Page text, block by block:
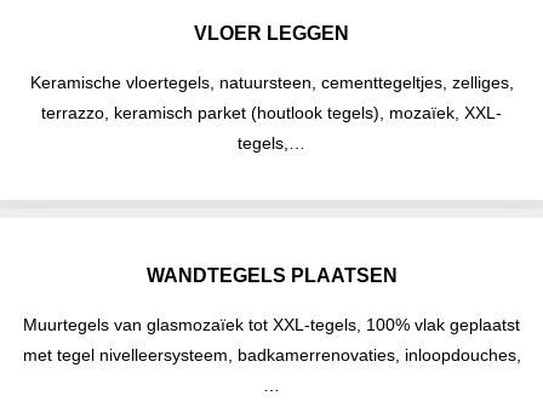
VLOER LEGGEN
Keramische vloertegels, natuursteen, cementtegeltjes, zelliges,
terrazzo, keramisch parket (houtlook tegels), mozaïek, XXL-
tegels,…
WANDTEGELS PLAATSEN
Muurtegels van glasmozaïek tot XXL-tegels, 100% vlak geplaatst
met tegel nivelleersysteem, badkamerrenovaties, inloopdouches,